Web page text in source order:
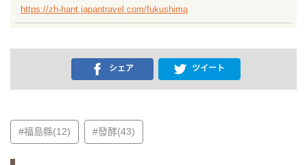
https://zh-hant.japantravel.com/fukushima
シェア ツイート
#福島縣(12) #發酵(43)